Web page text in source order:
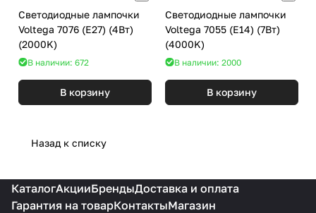
Светодиодные лампочки
Voltega 7076 (E27) (4Вт)
(2000K)
В наличии: 672
В корзину
Светодиодные лампочки
Voltega 7055 (E14) (7Вт)
(4000K)
В наличии: 2000
В корзину
Назад к списку
КаталогАкцииБрендыДоставка и оплата
Гарантия на товарКонтактыМагазин